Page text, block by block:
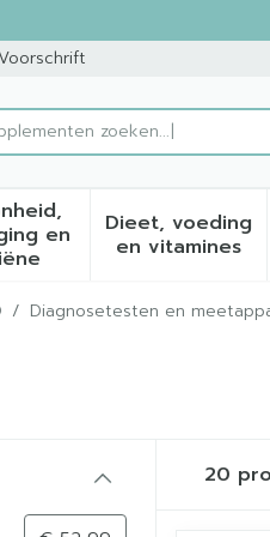
Voorschrift
en
Toon submenu voor
Dieet, voeding
en vitamines
Toon
/ Diagnosetesten en
20